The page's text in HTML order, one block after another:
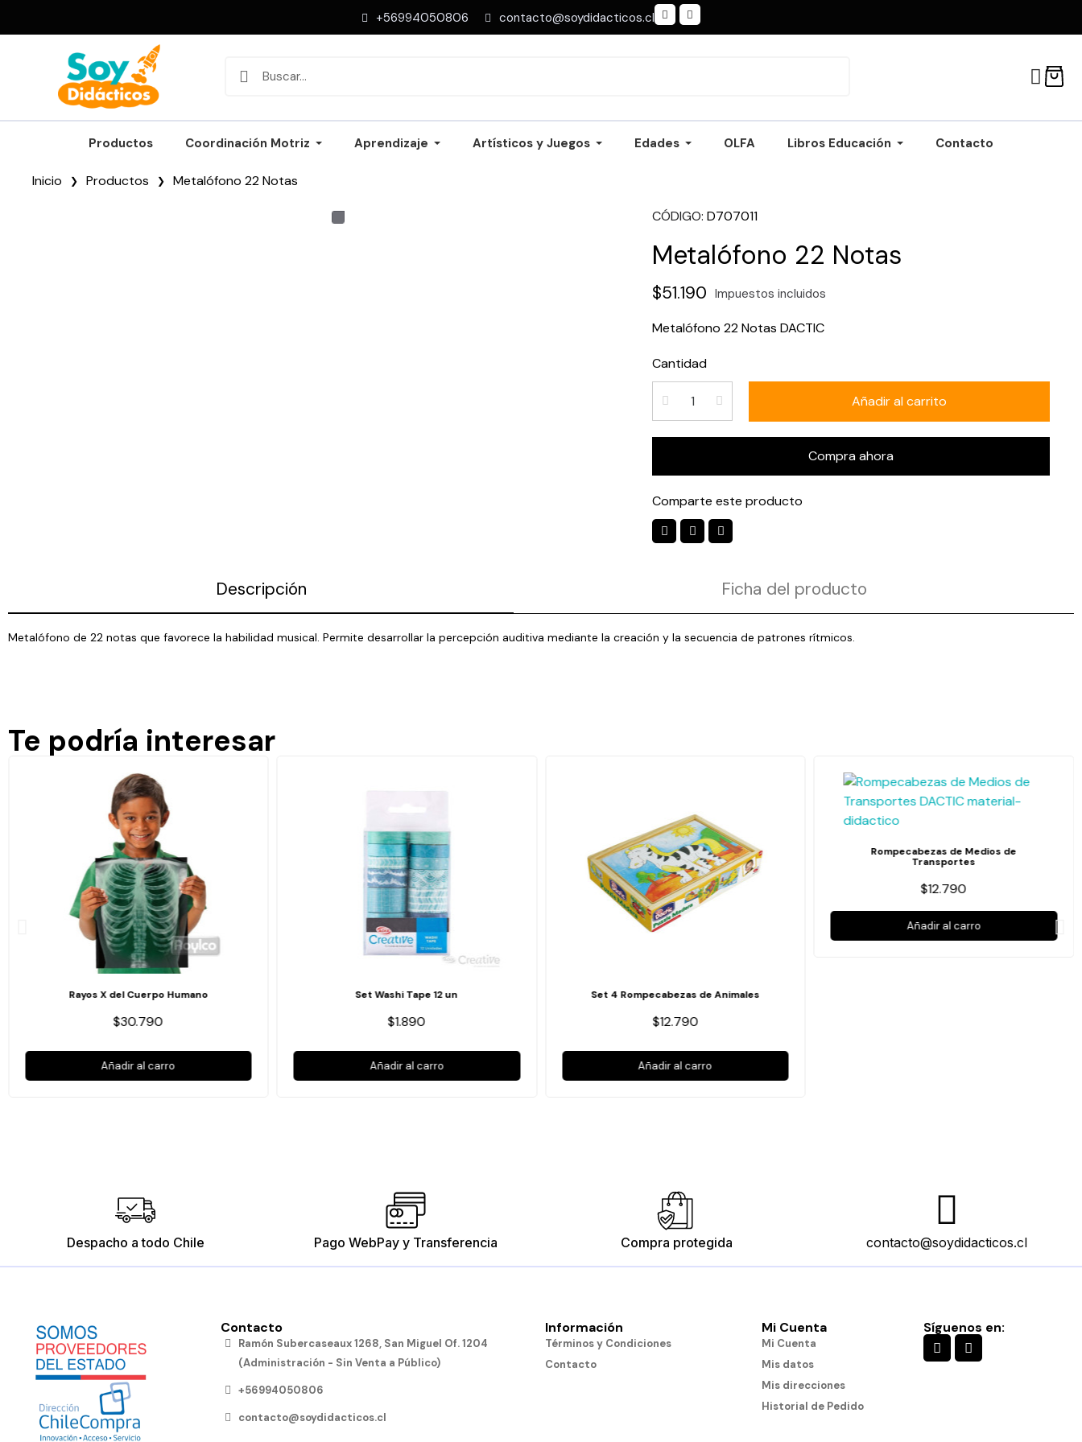
+56994050806 contacto@soydidacticos.cl
Productos Coordinación Motriz Aprendizaje Artísticos y Juegos Edades OLFA Libros Educación Contacto
Inicio Productos Metalófono 22 Notas
CÓDIGO D707011
Metalófono 22 Notas
$51.190 Impuestos incluidos
Metalófono 22 Notas DACTIC
Cantidad
Añadir al carrito
Compra ahora
Comparte este producto
Descripción Ficha del producto
Metalófono de 22 notas que favorece la habilidad musical. Permite desarrollar la percepción auditiva mediante la creación y la secuencia de patrones rítmicos.
Te podría interesar
Rayos X del Cuerpo Humano
$30.790
Añadir al carro
Set Washi Tape 12 un
$1.890
Añadir al carro
Set 4 Rompecabezas de Animales
$12.790
Añadir al carro
Rompecabezas de Medios de
Transportes
$12.790
Añadir al carro
Despacho a todo Chile Pago WebPay y Transferencia Compra protegida contacto@soydidacticos.cl
Contacto
Ramón Subercaseaux 1268, San Miguel Of. 1204
(Administración - Sin Venta a Público)
+56994050806
contacto@soydidacticos.cl
Información
Términos y Condiciones
Contacto
Mi Cuenta
Mi Cuenta
Mis datos
Mis direcciones
Historial de Pedido
Síguenos en: